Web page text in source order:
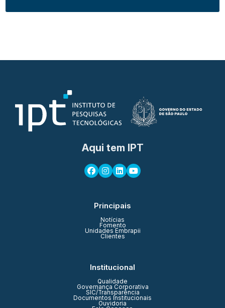
Aqui tem IPT
Principais
Notícias
Fomento
Unidades Embrapii
Clientes
Institucional
Qualidade
Governança Corporativa
SIC/Transparência
Documentos Institucionais
Ouvidoria